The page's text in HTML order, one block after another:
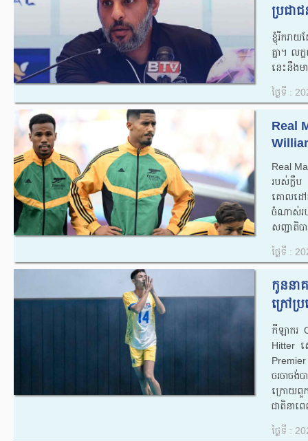
ប្រជា
ខ្ញុំរីករា
គ្នា។ ល
នេះនឹងម
ថ្ងៃទី :
Real
Real
របស់ក្លឹ
គោលដៅកំ
ចំណាស់រ
សញ្ជាតិប
ថ្ងៃទី :
កូននា
ក្រៅប្
កីឡាករ
Hitter ស
ចរចាចង់
ក្រោយពួក
ជាតិនាព
ថ្ងៃទី :